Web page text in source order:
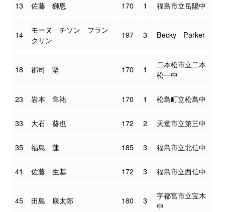
13 佐藤 獅恩 170 1 福島市立岳陽中
14
モーヌ チソン フラン
クリン
197 3 Becky Parker
18 郡司 堅 170 1
二本松市立二本
松一中
23 岩本 隼祐 170 1 松島町立松島中
33 大石 葵也 172 2 天童市立第三中
35 福島 蓮 185 3 福島市立北信中
41 佐藤 生基 172 3 福島市立西信中
45 田島 康太郎 180 3
宇都宮市立宝木
中